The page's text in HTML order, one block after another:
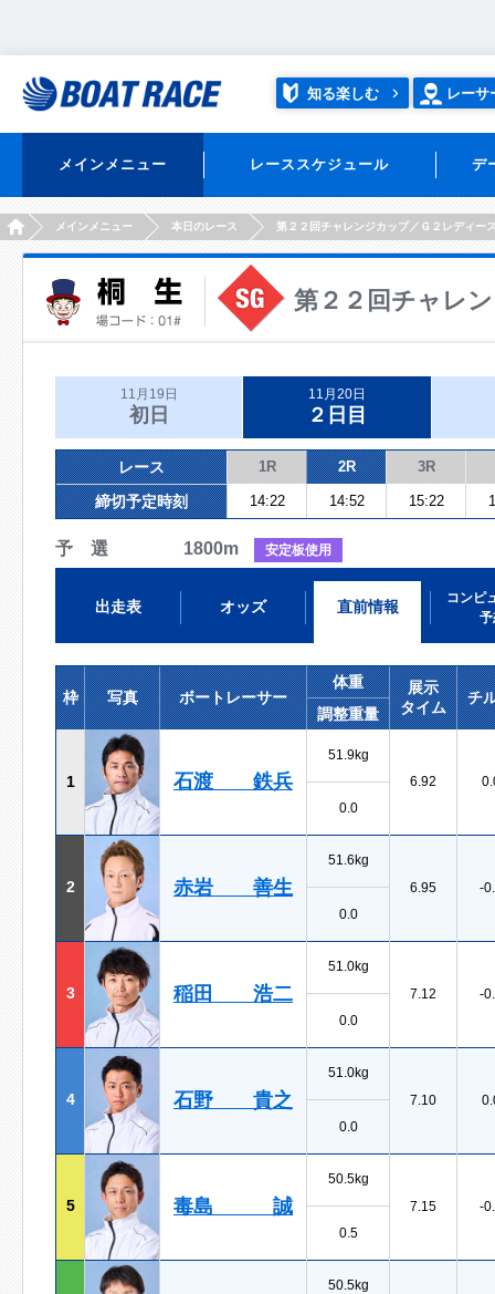
知る楽しむ レーサ
メインメニュー レーススケジュール デ
HOMEメインメニュー 本日のレース 第２２回チャレンジカップ／Ｇ２レディー
第２２回チャレ
11月19日
初日
11月20日
２日目
レース 1R 2R 3R
締切予定時刻 14:22 14:52 15:22
予 選 1800m 安定板使用
出走表 オッズ 直前情報
コンピ
予
枠 写真 ボートレーサー
体重
展示
タイム
チ
調整重量
1 石渡 鉄兵
51.9kg
6.92
0.0
2 赤岩 善生
51.6kg
6.95
-
0.0
3 稲田 浩二
51.0kg
7.12
-
0.0
4 石野 貴之
51.0kg
7.10
0.0
5 毒島 誠
50.5kg
7.15
-
0.5
50.5kg